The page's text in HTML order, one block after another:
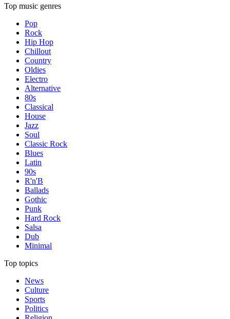
Top music genres
Pop
Rock
Hip Hop
Chillout
Country
Oldies
Electro
Alternative
80s
Classical
House
Jazz
Soul
Classic Rock
Blues
Latin
90s
R'n'B
Ballads
Gothic
Punk
Hard Rock
Salsa
Dub
Minimal
Top topics
News
Culture
Sports
Politics